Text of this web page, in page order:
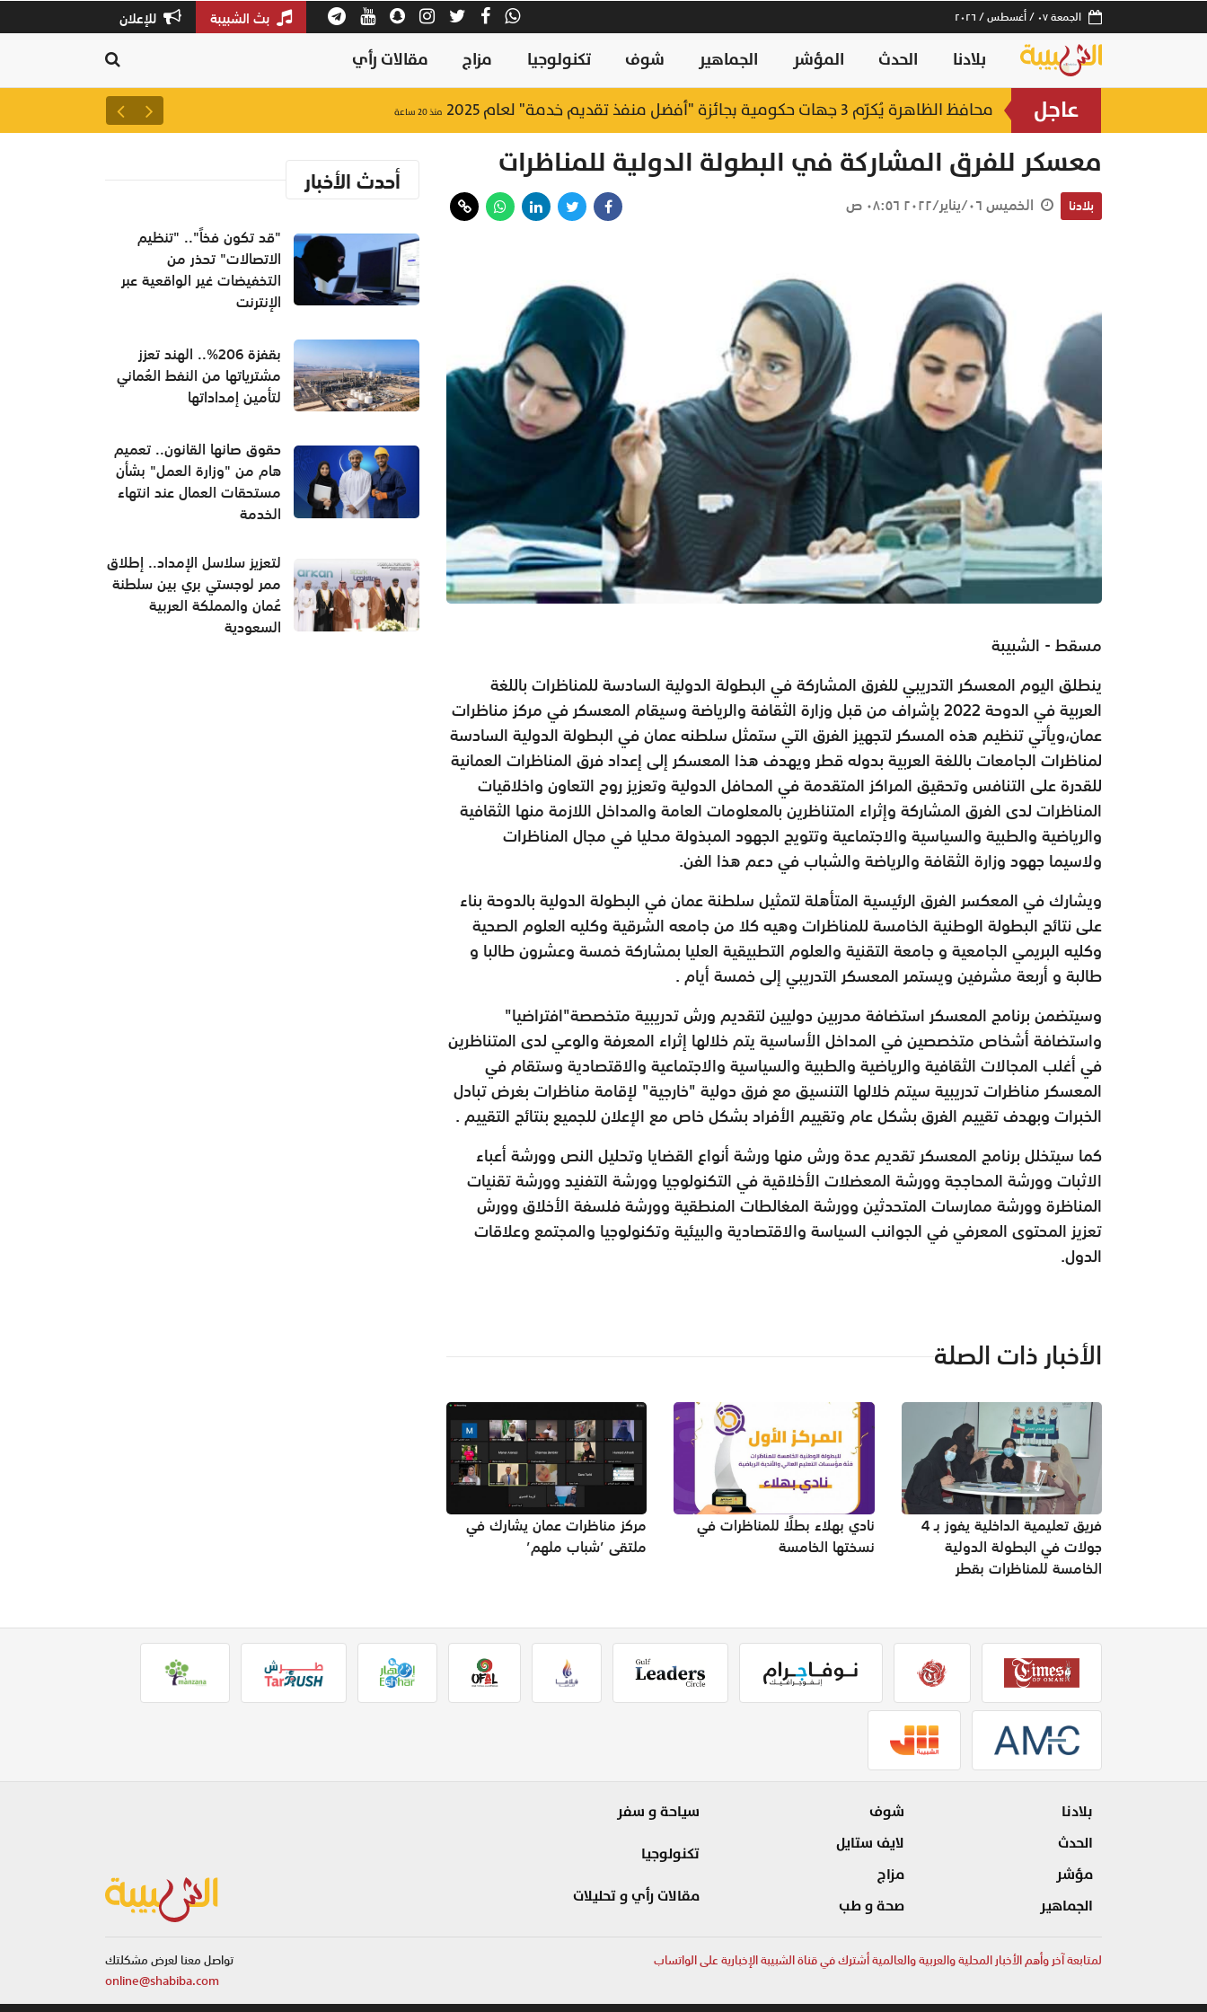
الجمعة ٠٧ / أغسطس / ٢٠٢٦ بث الشبيبة للإعلان
بلادنا الحدث المؤشر الجماهير شوف تكنولوجيا مزاج مقالات رأي
عاجل محافظ الظاهرة يُكرّم 3 جهات حكومية بجائزة "أفضل منفذ تقديم خدمة" لعام 2025 منذ ٢٠ ساعة لتعزيز سلاسل الإمداد..
معسكر للفرق المشاركة في البطولة الدولية للمناظرات
بلادنا الخميس ٠٦/يناير/٢٠٢٢ ٠٨:٥٦ ص
مسقط - الشبيبة
ينطلق اليوم المعسكر التدريبي للفرق المشاركة في البطولة الدولية السادسة للمناظرات باللغة
العربية في الدوحة 2022 بإشراف من قبل وزارة الثقافة والرياضة وسيقام المعسكر في مركز مناظرات
عمان،ويأتي تنظيم هذه المسكر لتجهيز الفرق التي ستمثل سلطنه عمان في البطولة الدولية السادسة
لمناظرات الجامعات باللغة العربية بدوله قطر ويهدف هذا المعسكر إلى إعداد فرق المناظرات العمانية
للقدرة على التنافس وتحقيق المراكز المتقدمة في المحافل الدولية وتعزيز روح التعاون واخلاقيات
المناظرات لدى الفرق المشاركة وإثراء المتناظرين بالمعلومات العامة والمداخل اللازمة منها الثقافية
والرياضية والطبية والسياسية والاجتماعية وتتويج الجهود المبذولة محليا في مجال المناظرات
ولاسيما جهود وزارة الثقافة والرياضة والشباب في دعم هذا الفن.
ويشارك في المعكسر الفرق الرئيسية المتأهلة لتمثيل سلطنة عمان في البطولة الدولية بالدوحة بناء
على نتائج البطولة الوطنية الخامسة للمناظرات وهيه كلا من جامعه الشرقية وكليه العلوم الصحية
وكليه البريمي الجامعية و جامعة التقنية والعلوم التطبيقية العليا بمشاركة خمسة وعشرون طالبا و
طالبة و أربعة مشرفين ويستمر المعسكر التدريبي إلى خمسة أيام .
وسيتضمن برنامج المعسكر استضافة مدربين دوليين لتقديم ورش تدريبية متخصصة"افتراضيا"
واستضافة أشخاص متخصصين في المداخل الأساسية يتم خلالها إثراء المعرفة والوعي لدى المتناظرين
في أغلب المجالات الثقافية والرياضية والطبية والسياسية والاجتماعية والاقتصادية وستقام في
المعسكر مناظرات تدريبية سيتم خلالها التنسيق مع فرق دولية "خارجية" لإقامة مناظرات بغرض تبادل
الخبرات وبهدف تقييم الفرق بشكل عام وتقييم الأفراد بشكل خاص مع الإعلان للجميع بنتائج التقييم .
كما سيتخلل برنامج المعسكر تقديم عدة ورش منها ورشة أنواع القضايا وتحليل النص وورشة أعباء
الاثبات وورشة المحاججة وورشة المعضلات الأخلاقية في التكنولوجيا وورشة التفنيد وورشة تقنيات
المناظرة وورشة ممارسات المتحدثين وورشة المغالطات المنطقية وورشة فلسفة الأخلاق وورش
تعزيز المحتوى المعرفي في الجوانب السياسة والاقتصادية والبيئية وتكنولوجيا والمجتمع وعلاقات
الدول.
الأخبار ذات الصلة
فريق تعليمية الداخلية يفوز بـ 4
جولات في البطولة الدولية
الخامسة للمناظرات بقطر
نادي بهلاء بطلًا للمناظرات في
نسختها الخامسة
مركز مناظرات عمان يشارك في
ملتقى ’شباب ملهم’
أحدث الأخبار
"قد تكون فخاً".. "تنظيم
الاتصالات" تحذر من
التخفيضات غير الواقعية عبر
الإنترنت
بقفزة 206%.. الهند تعزز
مشترياتها من النفط العُماني
لتأمين إمداداتها
حقوق صانها القانون.. تعميم
هام من "وزارة العمل" بشأن
مستحقات العمال عند انتهاء
الخدمة
لتعزيز سلاسل الإمداد.. إطلاق
ممر لوجستي بري بين سلطنة
عُمان والمملكة العربية
السعودية
بلادنا
الحدث
مؤشر
الجماهير
شوف
لايف ستايل
مزاج
صحة و طب
سياحة و سفر
تكنولوجيا
مقالات رأي و تحليلات
لمتابعة آخر وأهم الأخبار المحلية والعربية والعالمية أشترك في قناة الشبيبة الإخبارية على الواتساب
تواصل معنا لعرض مشكلتك
online@shabiba.com